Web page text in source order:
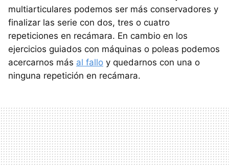
multiarticulares podemos ser más conservadores y
finalizar las serie con dos, tres o cuatro
repeticiones en recámara. En cambio en los
ejercicios guiados con máquinas o poleas podemos
acercarnos más al fallo y quedarnos con una o
ninguna repetición en recámara.